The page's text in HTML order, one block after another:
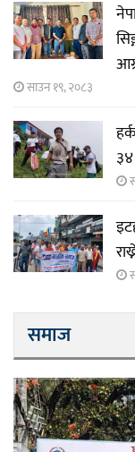
साउन १९, २०८३
समाज